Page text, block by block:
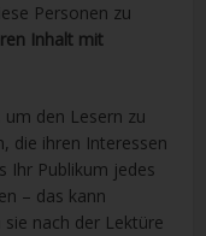
Personen zu
Inhalt mit
den Lesern zu
die ihren Interessen
Ihr Publikum jedes
– das kann
nach der Lektüre